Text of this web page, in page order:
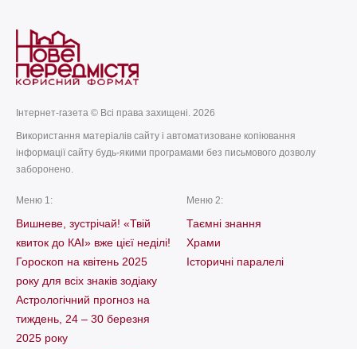
Інтернет-газета © Всі права захищені. 2026
Використання матеріалів сайту і автоматизоване копіювання
інформації сайту будь-якими програмами без письмового дозволу
заборонено.
Меню 1:
Вишневе, зустрічай! «Твій
квиток до КАІ» вже цієї неділі!
Гороскоп на квітень 2025
року для всіх знаків зодіаку
Астрологічний прогноз на
тиждень, 24 – 30 березня
2025 року
Меню 2:
Таємні знання
Храми
Історичні паралелі